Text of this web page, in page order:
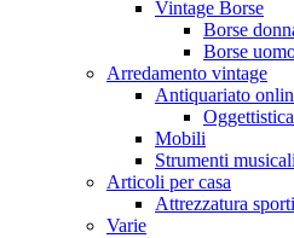
Vintage Borse
Borse
Borse
Arredamento vintage
Antiquariato
Oggettistica
Mobili
Strumenti
Articoli per casa
Attrezzatura
Varie